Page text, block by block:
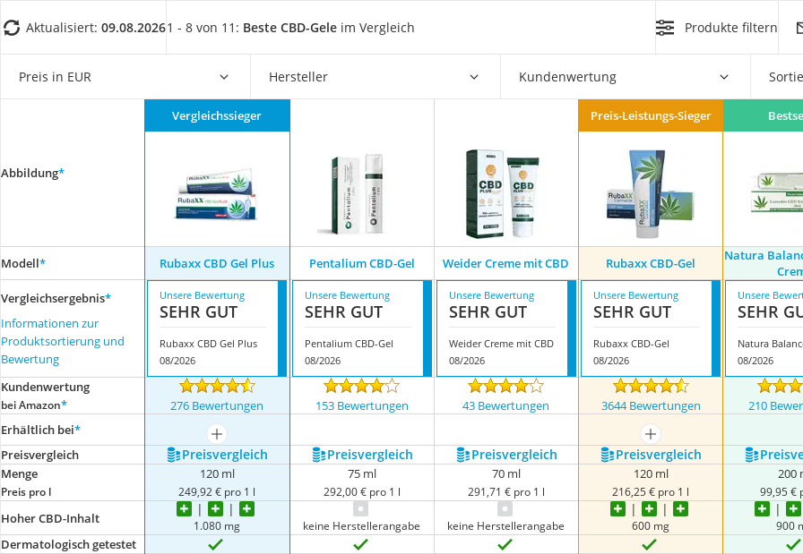
leichter Haartrockner
Schildkrötenhaus
Mineralfutter Pferd
Massagegerät
Aktualisiert: 09.08.20261 - 8 von 11: Beste CBD-Gele im Vergleich Produkte filtern
Preis in EUR Hersteller Kundenwertung
Abbildung*
Vergleichssieger Preis-Leistungs-Sieger
Modell* Rubaxx CBD Gel Plus Pentalium CBD-Gel Weider Creme mit CBD Rubaxx CBD-Gel
Natura
Vergleichsergebnis*
Informationen zur
Produktsortierung und
Bewertung
Unsere Bewertung
SEHR GUT
Rubaxx CBD Gel Plus
08/2026
Unsere Bewertung
SEHR GUT
Pentalium CBD-Gel
08/2026
Unsere Bewertung
SEHR GUT
Weider Creme mit CBD
08/2026
Unsere Bewertung
SEHR GUT
Rubaxx CBD-Gel
08/2026
Unsere
SEHR
08/2026
Kundenwertung
bei Amazon* 276 Bewertungen 153 Bewertungen 43 Bewertungen 3644 Bewertungen
210
Erhältlich bei*
mehr anzeigen
mehr anzeigen
Preis­vergleich
Preis­vergleich Preis­vergleich Preis­vergleich Preis­vergleich
Menge
Preis pro l
120 ml
249,92 € pro 1 l
75 ml
292,00 € pro 1 l
70 ml
291,71 € pro 1 l
120 ml
216,25 € pro 1 l
200
99,95 €
Hoher CBD-Inhalt 1.080 mg keine Herstellerangabe keine Herstellerangabe 600 mg 900
Dermatologisch getestet